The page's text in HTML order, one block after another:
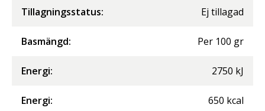
Tillagningsstatus: Ej tillagad
Basmängd: Per 100 gr
Energi: 2750 kJ
Energi: 650 kcal